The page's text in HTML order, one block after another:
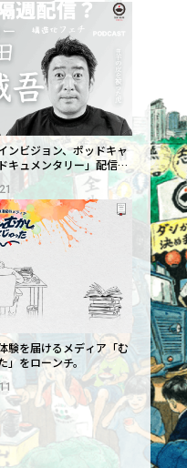
ンビジョン、ポッドキャ
キュメンタリー」配信開
験を届けるメディア「む
をローンチ。